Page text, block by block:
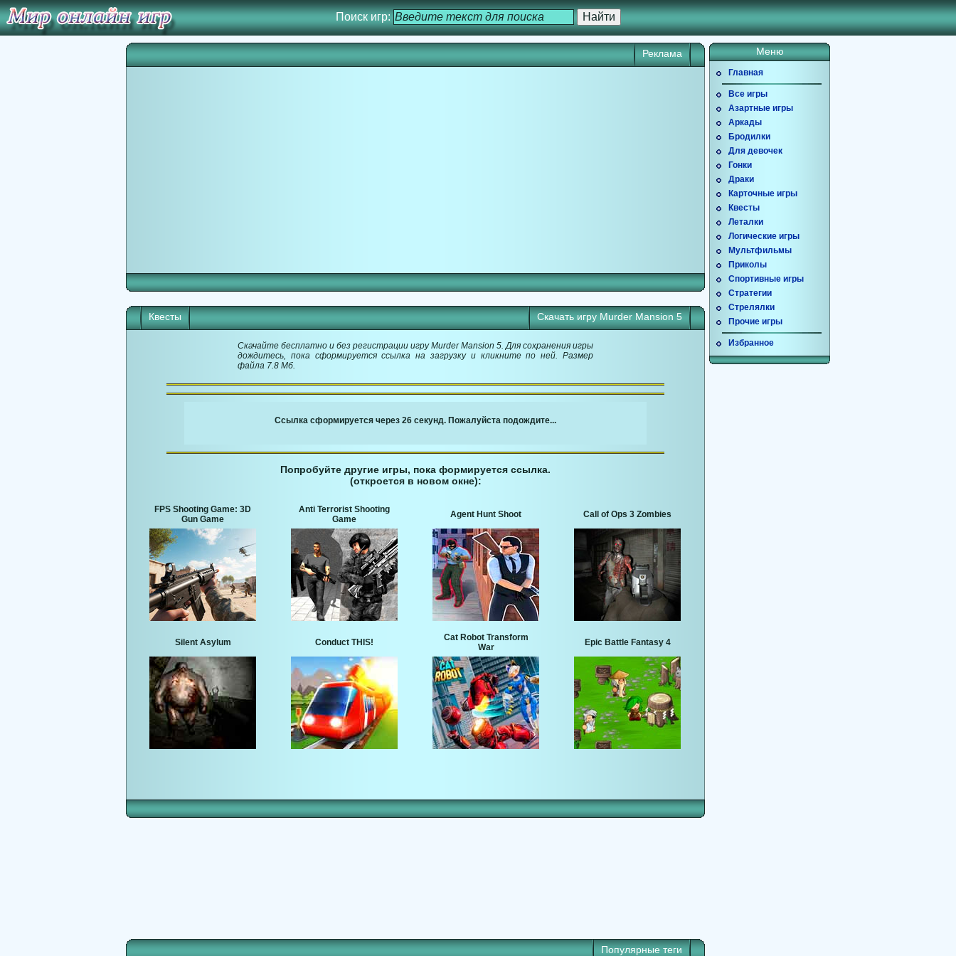
Поиск игр:
Реклама
Скачать игру Murder Mansion 5
Квесты
Скачайте бесплатно и без регистрации игру Murder Mansion 5. Для сохранения игры
дождитесь, пока сформируется ссылка на загрузку и кликните по ней. Размер
файла 7.8 Мб.
Ссылка сформируется через 25 секунд. Пожалуйста подождите...
Попробуйте другие игры, пока формируется ссылка.
(откроется в новом окне):
FPS Shooting Game: 3D
Gun Game
Anti Terrorist Shooting
Game
Agent Hunt Shoot Call of Ops 3 Zombies
Silent Asylum Conduct THIS!
Cat Robot Transform
War
Epic Battle Fantasy 4
Популярные теги
Меню
Главная
Все игры
Азартные игры
Аркады
Бродилки
Для девочек
Гонки
Драки
Карточные игры
Квесты
Леталки
Логические игры
Мультфильмы
Приколы
Спортивные игры
Стратегии
Стрелялки
Прочие игры
Избранное